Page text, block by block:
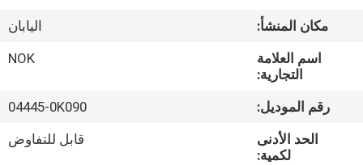
معلومات
جولة
مكان المنشأ:
اليابان
اسم العلامة
التجارية:
NOK
رقم الموديل:
04445-0K090
الحد الأدنى
لكمية:
قابل للتفاوض